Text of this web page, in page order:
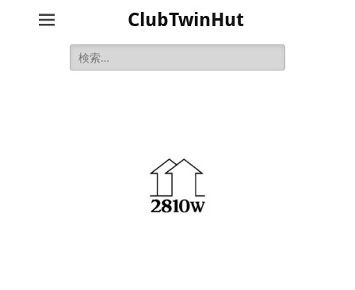
ClubTwinHut
検
索: